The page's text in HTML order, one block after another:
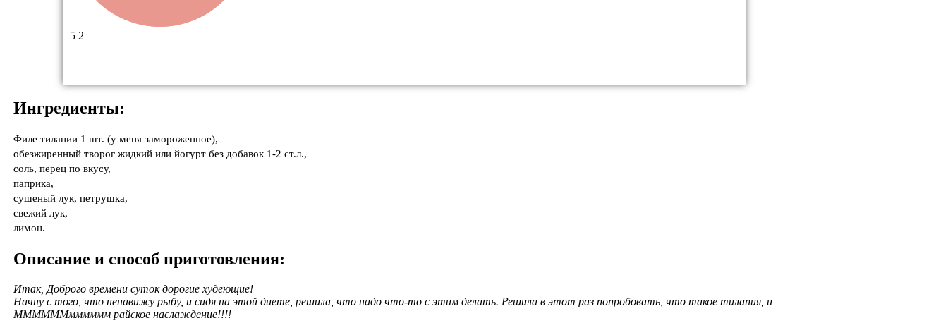
5 2
Ингредиенты:
Филе тилапии 1 шт. (у меня замороженное),
обезжиренный творог жидкий или йогурт без добавок 1-2 ст.л.,
соль, перец по вкусу,
паприка,
сушеный лук, петрушка,
свежий лук,
лимон.
Описание и способ приготовления:
Итак, Доброго времени суток дорогие худеющие!
Начну с того, что ненавижу рыбу, и сидя на этой диете, решила, что надо что-то с этим делать. Решила в этот раз попробовать, что такое тилапия, и
ММММММмммммм райское наслаждение!!!!